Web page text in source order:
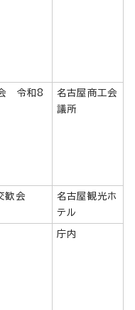
令和8
名古屋商工会
議所
歓会
名古屋観光ホ
テル
庁内